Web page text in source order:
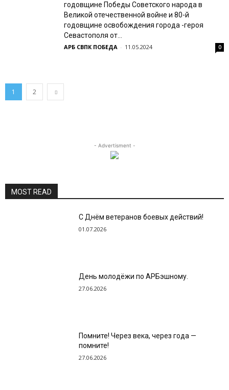
годовщине Победы Советского народа в
Великой отечественной войне и 80-й
годовщине освобождения города -героя
Севастополя от...
АРБ СВПК ПОБЕДА - 11.05.2024 0
1 2
- Advertisment -
MOST READ
С Днём ветеранов боевых действий!
01.07.2026
День молодёжи по АРБэшному.
27.06.2026
Помните! Через века, через года —
помните!
27.06.2026